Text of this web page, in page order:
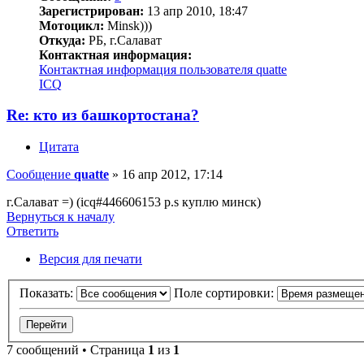
Зарегистрирован: 13 апр 2010, 18:47
Мотоцикл: Minsk)))
Откуда: РБ, г.Салават
Контактная информация:
Контактная информация пользователя quatte
ICQ
Re: кто из башкортостана?
Цитата
Сообщение quatte » 16 апр 2012, 17:14
г.Салават =) (icq#446606153 p.s куплю минск)
Вернуться к началу
Ответить
Версия для печати
Показать: Поле сортировки:
7 сообщений • Страница 1 из 1